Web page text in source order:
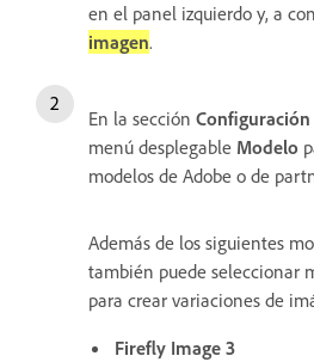
en el panel izquierdo y, a
imagen.
En la sección
menú desplegable Modelo
modelos de Adobe o de
Además de los siguientes
también puede seleccionar
para crear variaciones de
Firefly Image 3